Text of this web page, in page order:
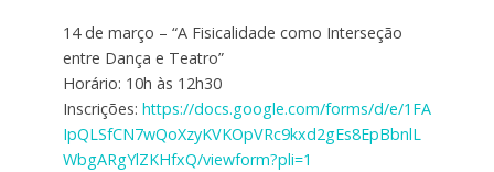
14 de março – “A Fisicalidade como Interseção
entre Dança e Teatro”
Horário: 10h às 12h30
Inscrições: https://docs.google.com/forms/d/e/1FA
IpQLSfCN7wQoXzyKVKOpVRc9kxd2gEs8EpBbnlL
WbgARgYlZKHfxQ/viewform?pli=1